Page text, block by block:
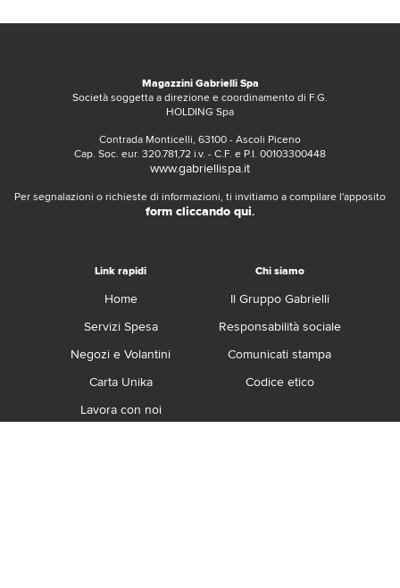
Magazzini Gabrielli Spa
Società soggetta a direzione e coordinamento di F.G.
HOLDING Spa
Contrada Monticelli, 63100 - Ascoli Piceno
Cap. Soc. eur. 320.781,72 i.v. - C.F. e P.I. 00103300448
www.gabriellispa.it
Per segnalazioni o richieste di informazioni, ti invitiamo a compilare l'apposito
form cliccando qui.
Link rapidi
Home
Servizi Spesa
Negozi e Volantini
Carta Unika
Lavora con noi
Chi siamo
Il Gruppo Gabrielli
Responsabilità sociale
Comunicati stampa
Codice etico